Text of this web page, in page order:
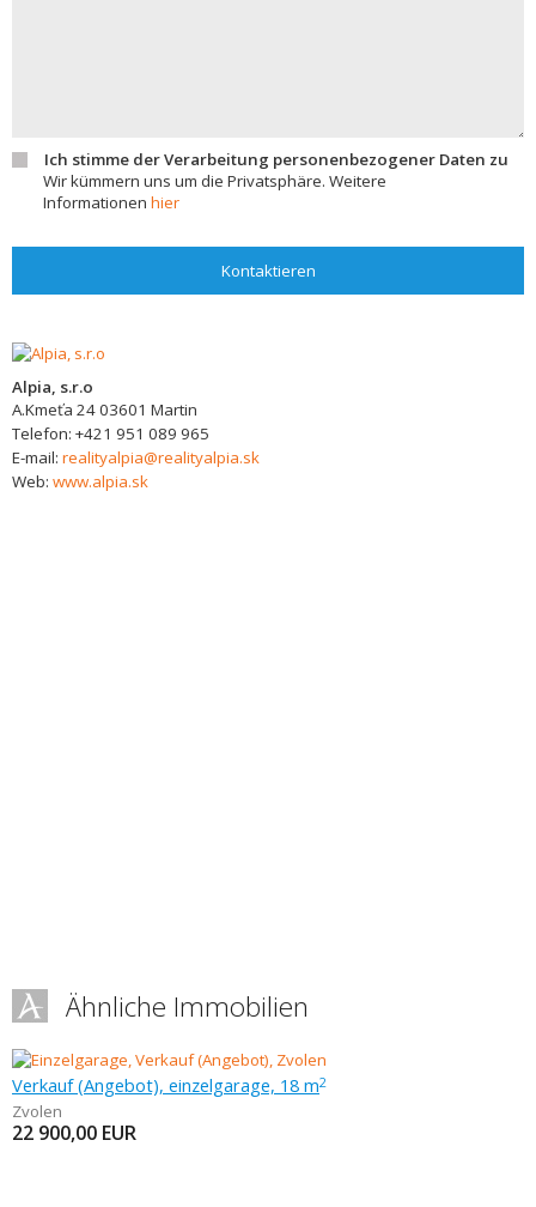
Ich stimme der Verarbeitung personenbezogener Daten zu
Wir kümmern uns um die Privatsphäre. Weitere
Informationen hier
Kontaktieren
Alpia, s.r.o
A.Kmeťa 2403601 Martin
Telefon: +421 951 089 965
E-mail: realityalpia@realityalpia.sk
Web: www.alpia.sk
Ähnliche Immobilien
Verkauf (Angebot), einzelgarage, 18 m2
Zvolen
22 900,00 EUR